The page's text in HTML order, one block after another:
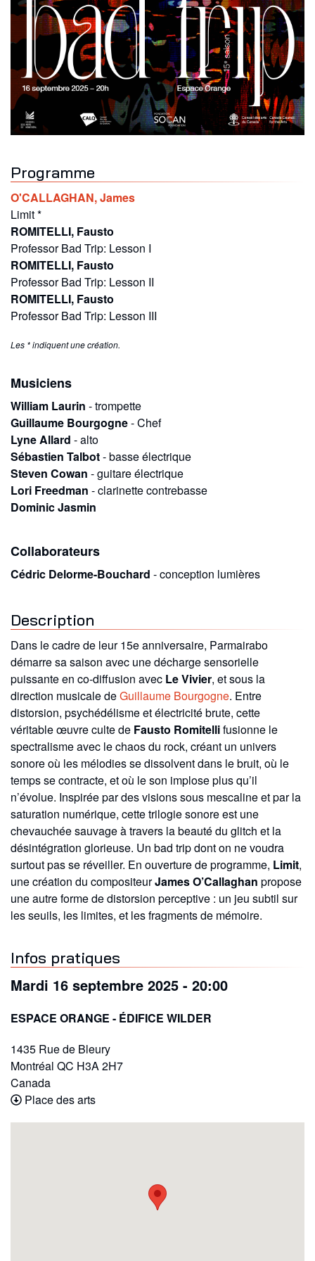
Programme
O'CALLAGHAN,James
Limit*
ROMITELLI, Fausto
Professor Bad Trip: Lesson I
ROMITELLI, Fausto
Professor Bad Trip: Lesson II
ROMITELLI, Fausto
Professor Bad Trip: Lesson III
Les * indiquent une création.
Musiciens
William Laurin -trompette
Guillaume Bourgogne-Chef
Lyne Allard -alto
Sébastien Talbot-basse électrique
Steven Cowan -guitare électrique
Lori Freedman -clarinette contrebasse
Dominic Jasmin
Collaborateurs
Cédric Delorme-Bouchard -conception lumières
Description
Dans le cadre de leur 15e anniversaire, Parmairabo
démarre sa saison avec une décharge sensorielle
puissante en co-diffusion avec Le Vivier, et sous la
direction musicale deGuillaume Bourgogne. Entre
distorsion, psychédélisme et électricité brute, cette
véritable œuvre culte de Fausto Romitellifusionne le
spectralisme avec le chaos du rock, créant un univers
sonore où les mélodies se dissolvent dans le bruit, où le
temps se contracte, et où le son implose plus qu’il
n’évolue. Inspirée par des visions sous mescaline et par la
saturation numérique, cette trilogie sonore est une
chevauchée sauvage à travers la beauté du glitch et la
désintégration glorieuse. Un bad trip dont on ne voudra
surtout pas se réveiller. En ouverture de programme, Limit,
une création du compositeurJames O’Callaghan propose
une autre forme de distorsion perceptive : un jeu subtil sur
les seuils, les limites, et les fragments de mémoire.
Infos pratiques
Mardi 16 septembre 2025 - 20:00
ESPACE ORANGE - ÉDIFICE WILDER
1435 Rue de Bleury
Montréal QC H3A 2H7
Canada
Place des arts